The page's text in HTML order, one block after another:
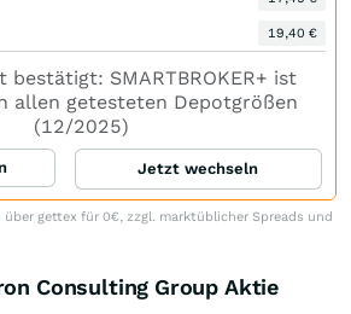
19,40 €
bestätigt: SMARTBROKER+ ist
allen getesteten Depotgrößen
(12/2025)
Jetzt wechseln
über gettex für 0€, zzgl. marktüblicher Spreads und
Consulting Group Aktie